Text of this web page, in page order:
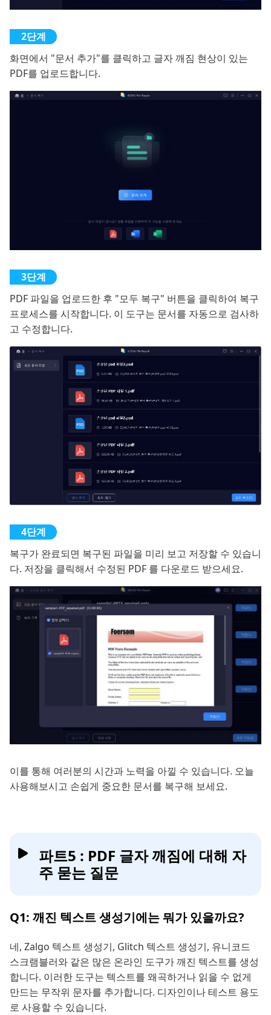
화면에서 "문서 추가"를 클릭하고 글자 깨짐 현상이 있는
PDF를 업로드합니다.
PDF 파일을 업로드한 후 "모두 복구" 버튼을 클릭하여 복구
프로세스를 시작합니다. 이 도구는 문서를 자동으로 검사하
고 수정합니다.
복구가 완료되면 복구된 파일을 미리 보고 저장할 수 있습니
다. 저장을 클릭해서 수정된 PDF 를 다운로드 받으세요.
이를 통해 여러분의 시간과 노력을 아낄 수 있습니다. 오늘
사용해보시고 손쉽게 중요한 문서를 복구해 보세요.
파트5 : PDF 글자 깨짐에 대해 자
주 묻는 질문
Q1: 깨진 텍스트 생성기에는 뭐가 있을까요?
네, Zalgo 텍스트 생성기, Glitch 텍스트 생성기, 유니코드
스크램블러와 같은 많은 온라인 도구가 깨진 텍스트를 생성
합니다. 이러한 도구는 텍스트를 왜곡하거나 읽을 수 없게
만드는 무작위 문자를 추가합니다. 디자인이나 테스트 용도
로 사용할 수 있습니다.